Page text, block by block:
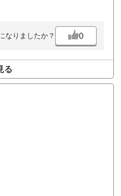
なりましたか？ 0
る